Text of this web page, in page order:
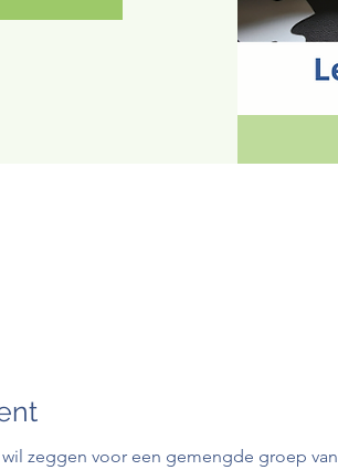
zeggen voor een gemengde groep